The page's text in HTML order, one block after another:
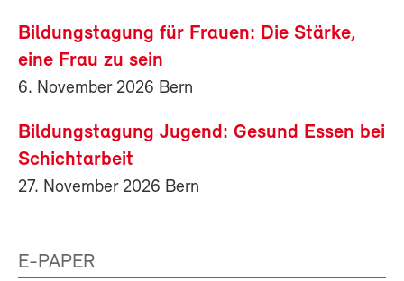
Bildungstagung für Frauen: Die Stärke,
eine Frau zu sein
6. November 2026 Bern
Bildungstagung Jugend: Gesund Essen bei
Schichtarbeit
27. November 2026 Bern
E-PAPER